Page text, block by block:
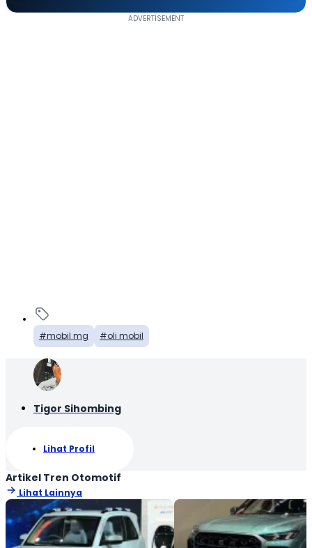
mobil mg oli mobil
Tigor Sihombing
Lihat Profil
Artikel Tren Otomotif
Lihat Lainnya